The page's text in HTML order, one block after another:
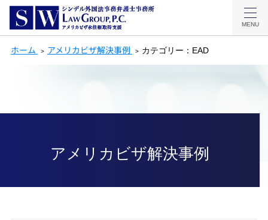
MENU
ホーム アメリカビザ解決事例 カテゴリー：EAD
アメリカビザ解決事例